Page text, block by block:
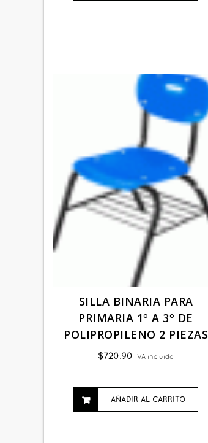
SILLA BINARIA PARA
PRIMARIA 1° A 3° DE
POLIPROPILENO 2 PIEZAS
$720.90 IVA incluido
AÑADIR AL CARRITO